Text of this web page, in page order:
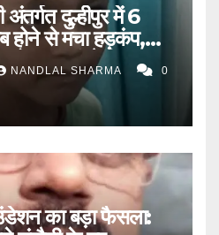
दुल्हीपुर में 6
होने से मचा हड़कंप,
मां से मिलाया।
NANDLAL SHARMA 0
का बड़ा फैसला: